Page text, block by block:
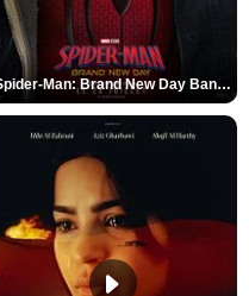
Spider-Man: Brand New Day Bande-annonce VO STFR